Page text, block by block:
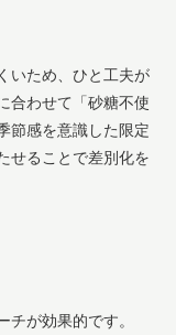
いため、ひと工夫が
合わせて「砂糖不使
節感を意識した限定
せることで差別化を
が効果的です。